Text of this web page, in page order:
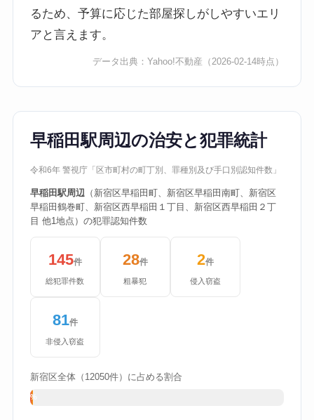
るため、予算に応じた部屋探しがしやすいエリ
アと言えます。
データ出典：Yahoo!不動産 （2026-02-14時点）
早稲田駅周辺の治安と犯罪統計
令和6年 警視庁「区市町村の町丁別、罪種別及び手口別認知件数」
早稲田駅周辺
（新宿区早稲田町、新宿区早稲田南町、新宿区
早稲田鶴巻町、新宿区西早稲田１丁目、新宿区西早稲田２丁
目 他1地点）の犯罪認知件数
145件
総犯罪件数
28件
粗暴犯
2件
侵入窃盗
81件
非侵入窃盗
新宿区全体（12050件）に占める割合
1%